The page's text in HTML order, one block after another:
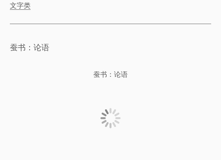
文字类
蚕书：论语
蚕书：论语